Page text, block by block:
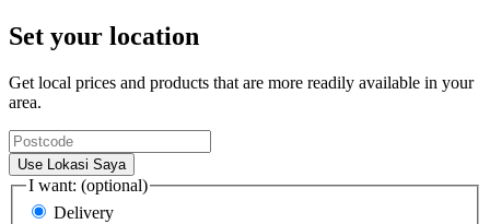
Set your location
Get local prices and products that are more readily available in your
area.
Use Lokasi Saya
I want: (optional)
Delivery